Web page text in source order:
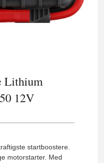
Lithium
12V
startboostere.
motorstarter. Med